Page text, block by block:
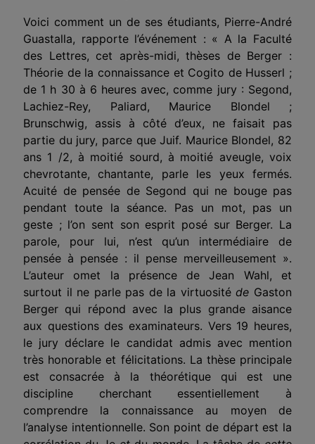
Voici comment un de ses étudiants, Pierre-André
Guastalla, rapporte l’événement : « A la Faculté
des Lettres, cet après-midi, thèses de Berger :
Théorie de la connaissance et Cogito de Husserl ;
de 1 h 30 à 6 heures avec, comme jury : Segond,
Lachiez-Rey, Paliard, Maurice Blondel ;
Brunschwig, assis à côté d’eux, ne faisait pas
partie du jury, parce que Juif. Maurice Blondel, 82
ans 1 /2, à moitié sourd, à moitié aveugle, voix
chevrotante, chantante, parle les yeux fermés.
Acuité de pensée de Segond qui ne bouge pas
pendant toute la séance. Pas un mot, pas un
geste ; l’on sent son esprit posé sur Berger. La
parole, pour lui, n’est qu’un intermédiaire de
pensée à pensée : il pense merveilleusement ».
L’auteur omet la présence de Jean Wahl, et
surtout il ne parle pas de la virtuositéde Gaston
Berger qui répond avec la plus grande aisance
aux questions des examinateurs. Vers 19 heures,
le jury déclare le candidat admis avec mention
très honorable et félicitations. La thèse principale
est consacrée à la théorétique qui est une
discipline cherchant essentiellement à
comprendre la connaissance au moyen de
l’analyse intentionnelle. Son point de départ est la